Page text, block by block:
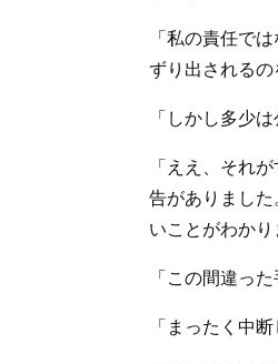
「私の責任で
ずり出されるの
「しかし多少
「ええ、それ
告がありまし
いことがわか
「この間違っ
「まったく中